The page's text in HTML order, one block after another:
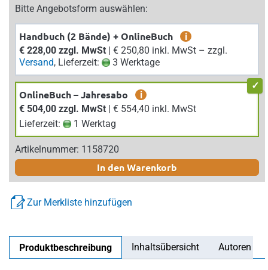
Bitte Angebotsform auswählen:
Handbuch (2 Bände) + OnlineBuch
i
€ 228,00 zzgl. MwSt
| € 250,80 inkl. MwSt – zzgl.
Versand, Lieferzeit: 3 Werktage
OnlineBuch – Jahresabo
i
€ 504,00 zzgl. MwSt
| € 554,40 inkl. MwSt
Lieferzeit:
1 Werktag
Artikelnummer: 1158720
In den Warenkorb
Zur Merkliste hinzufügen
Produktbeschreibung Inhaltsübersicht Autoren